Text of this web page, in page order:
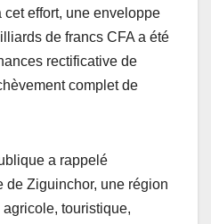
effort, une enveloppe
de francs CFA a été
rectificative de
complet de
a rappelé
de Ziguinchor, une région
agricole, touristique,